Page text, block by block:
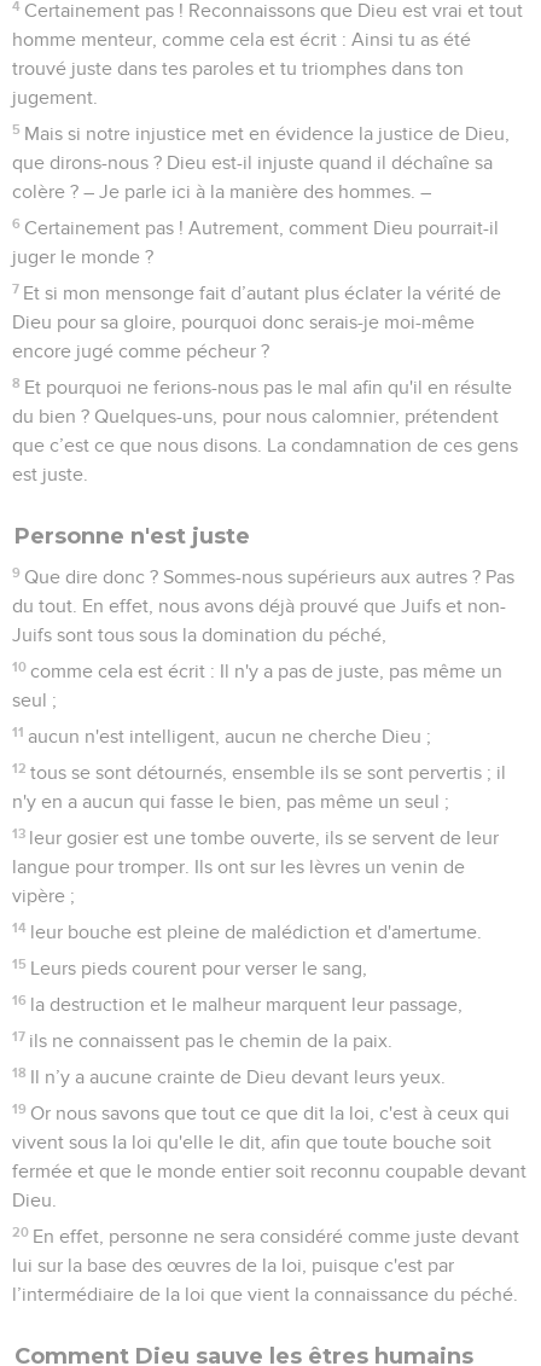
12 Il est aussi le père des circoncis qui ne se contentent pas
d’être circoncis mais qui marchent aussi sur les traces de la
foi de notre ancêtre Abraham quand il était encore
incirconcis.
La promesse de Dieu reçue par la foi
13 En effet, ce n'est pas par la loi que la promesse de recevoir
le monde en héritage a été faite à Abraham ou à sa
descendance, mais c'est par la justice de la foi,
14 car si l'on devient héritier par la loi, la foi est dépourvue de
sens et la promesse sans effets.
15 En fait, la loi produit la colère de Dieu, puisque là où il n'y
a pas de loi, il n'y a pas non plus de transgression.
16 C'est donc par la foi que l'on devient héritier, pour que ce
soit par grâce et que la promesse soit assurée à toute la
descendance, non seulement à celle qui dépend de la loi,
est notre père à tous, comme cela est d’ailleurs écrit :
17
Je t'ai établi père d'un grand nombre de nations. Il est
notre père devant le Dieu en qui il a cru, le Dieu qui donne la
vie aux morts et appelle ce qui n'existe pas à l'existence.
18 Espérant contre toute espérance, Abraham a cru et est
ainsi devenu le père d'un grand nombre de nations,
conformément à ce qui lui avait été dit : Telle sera ta
Sans faiblir dans la foi, il n’a pas considéré que son corps
n'était plus en état d'avoir des enfants.
Il n’a pas douté, par incrédulité, de la promesse de Dieu,
peut aussi l'accomplir.
C'est pourquoi cela lui a été compté comme justice.
Or ce n'est pas pour lui seulement qu'il est écrit que la foi
a été portée à son compte,
24 mais c'est aussi pour nous. Elle sera portée à notre
compte, puisque nous croyons en celui qui a ressuscité
Jésus notre Seigneur,
25
ressuscité à cause de notre justification.
Romains 5